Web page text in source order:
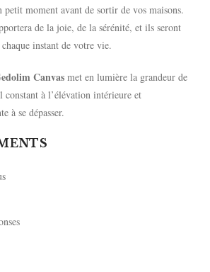
petit moment avant de sortir de vos maisons.
de la joie, de la sérénité, et ils seront
chaque instant de votre vie.
Canvas met en lumière la grandeur de
constant à l’élévation intérieure et
à se dépasser.